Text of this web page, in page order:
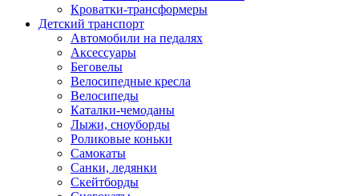
Кроватки-трансформеры
Детский транспорт
Автомобили на педалях
Аксессуары
Беговелы
Велосипедные кресла
Велосипеды
Каталки-чемоданы
Лыжи, сноуборды
Роликовые коньки
Самокаты
Санки, ледянки
Скейтборды